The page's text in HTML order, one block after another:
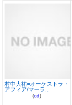
村中大祐=オーケストラ・
アフィア/マーラ...
(cd)